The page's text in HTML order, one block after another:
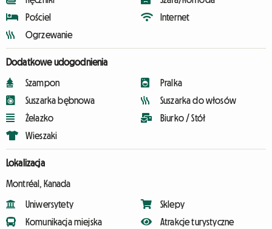
Pościel
Ogrzewanie
Internet
Dodatkowe udogodnienia
Szampon
Suszarka bębnowa
Żelazko
Wieszaki
Pralka
Suszarka do włosów
Biurko / Stół
Lokalizacja
Montréal, Kanada
Uniwersytety
Komunikacja miejska
Sklepy
Atrakcje turystyczne